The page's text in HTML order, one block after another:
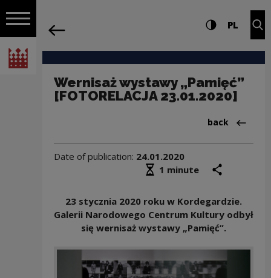
Open navigation
National Centre for Culture Poland
Navigation Settings and search
High contrast
PL
Wernisaż wystawy „Pamięć”
[FOTORELACJA 23.01.2020]
Back
back
Date of publication: 24.01.2020
Średni czas czytania
1 minute
23 stycznia 2020 roku w Kordegardzie.
Galerii Narodowego Centrum Kultury odbył
się wernisaż wystawy „Pamięć”.